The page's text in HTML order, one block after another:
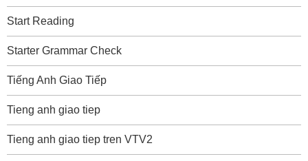
Start Reading
Starter Grammar Check
Tiếng Anh Giao Tiếp
Tieng anh giao tiep
Tieng anh giao tiep tren VTV2